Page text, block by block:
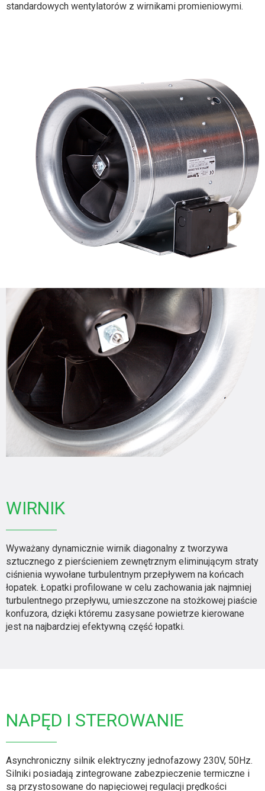
standardowych wentylatorów z wirnikami promieniowymi.
WIRNIK
Wyważany dynamicznie wirnik diagonalny z tworzywa
sztucznego z pierścieniem zewnętrznym eliminującym straty
ciśnienia wywołane turbulentnym przepływem na końcach
łopatek. Łopatki profilowane w celu zachowania jak najmniej
turbulentnego przepływu, umieszczone na stożkowej piaście
konfuzora, dzięki któremu zasysane powietrze kierowane
jest na najbardziej efektywną część łopatki.
NAPĘD I STEROWANIE
Asynchroniczny silnik elektryczny jednofazowy 230V, 50Hz.
Silniki posiadają zintegrowane zabezpieczenie termiczne i
są przystosowane do napięciowej regulacji prędkości